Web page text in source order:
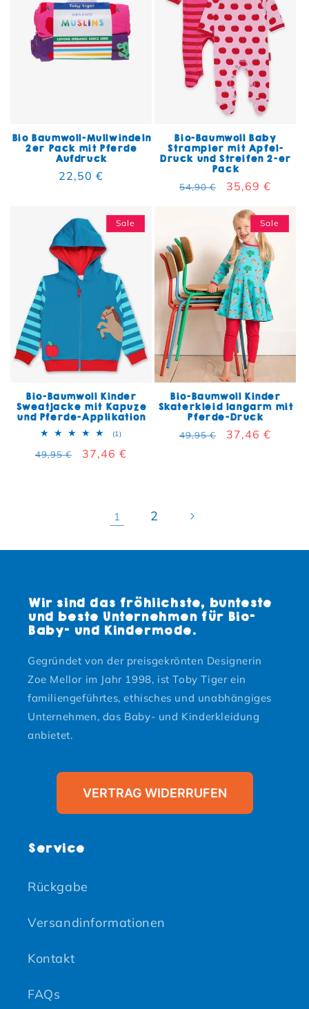
Bio Baumwoll-Mullwindeln
2er Pack mit Pferde
Aufdruck
Normaler Preis
22,50 €
Bio-Baumwoll Baby
Strampler mit Apfel-
Druck und Streifen 2-er
Pack
Normaler Preis
54,90 € Verkaufspreis
35,69 €
Sale
Bio-Baumwoll Kinder
Sweatjacke mit Kapuze
und Pferde-Applikation
(1)1 Bewertungen insgesamt
Normaler Preis
49,95 € Verkaufspreis
37,46 €
Sale
Bio-Baumwoll Kinder
Skaterkleid langarm mit
Pferde-Druck
Normaler Preis
49,95 € Verkaufspreis
37,46 €
1 2
Wir sind das fröhlichste, bunteste
und beste Unternehmen für Bio-
Baby- und Kindermode.
Gegründet von der preisgekrönten Designerin
Zoe Mellor im Jahr 1998, ist Toby Tiger ein
familiengeführtes, ethisches und unabhängiges
Unternehmen, das Baby- und Kinderkleidung
anbietet.
VERTRAG WIDERRUFEN
Service
Rückgabe
Versandinformationen
Kontakt
FAQs